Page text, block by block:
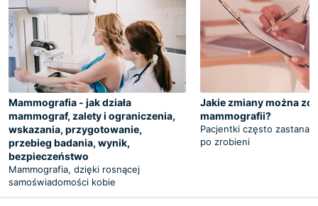
Mammografia - jak działa
mammograf, zalety i ograniczenia,
wskazania, przygotowanie,
przebieg badania, wynik,
bezpieczeństwo
Mammografia, dzięki rosnącej
samoświadomości kobie
Jakie zmiany można
mammografii?
Pacjentki często
po zrobieni